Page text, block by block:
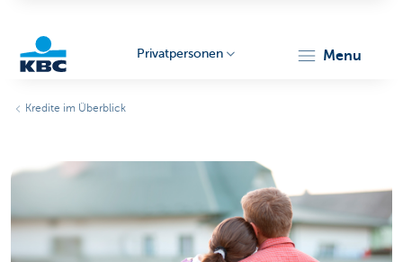
Particulieren
Privatpersonen menu
Kredite im Überblick